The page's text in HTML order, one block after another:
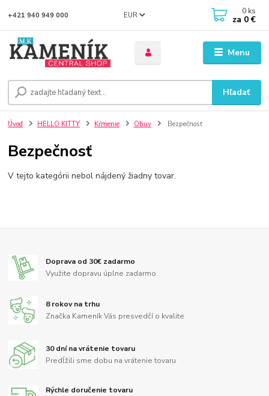
Menu
EUR
Hľadať
+421 940 949 000 0 ks
za 0 €
Úvod HELLO KITTY Kŕmenie Obuv Bezpečnosť
Bezpečnosť
V tejto kategórii nebol nájdený žiadny tovar.
Doprava od 30€ zadarmo
Využite dopravu úplne zadarmo
8 rokov na trhu
Značka Kameník Vás presvedčí o kvalite
30 dní na vrátenie tovaru
Predĺžili sme dobu na vrátenie tovaru
Rýchle doručenie tovaru